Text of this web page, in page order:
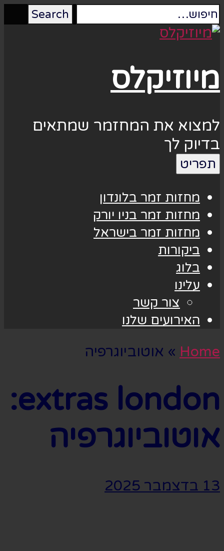
מיוזיקלס
למצוא את המחזמר שמתאים
בדיוק לך
תפריט
מחזות זמר בלונדון
מחזות זמר בניו יורק
מחזות זמר בישראל
ביקורות
בלוג
עלינו
צור קשר
האירועים שלנו
Home
» אוטוביוגרפיה
extras london:
אוטוביוגרפיה
13 בדצמבר 2025